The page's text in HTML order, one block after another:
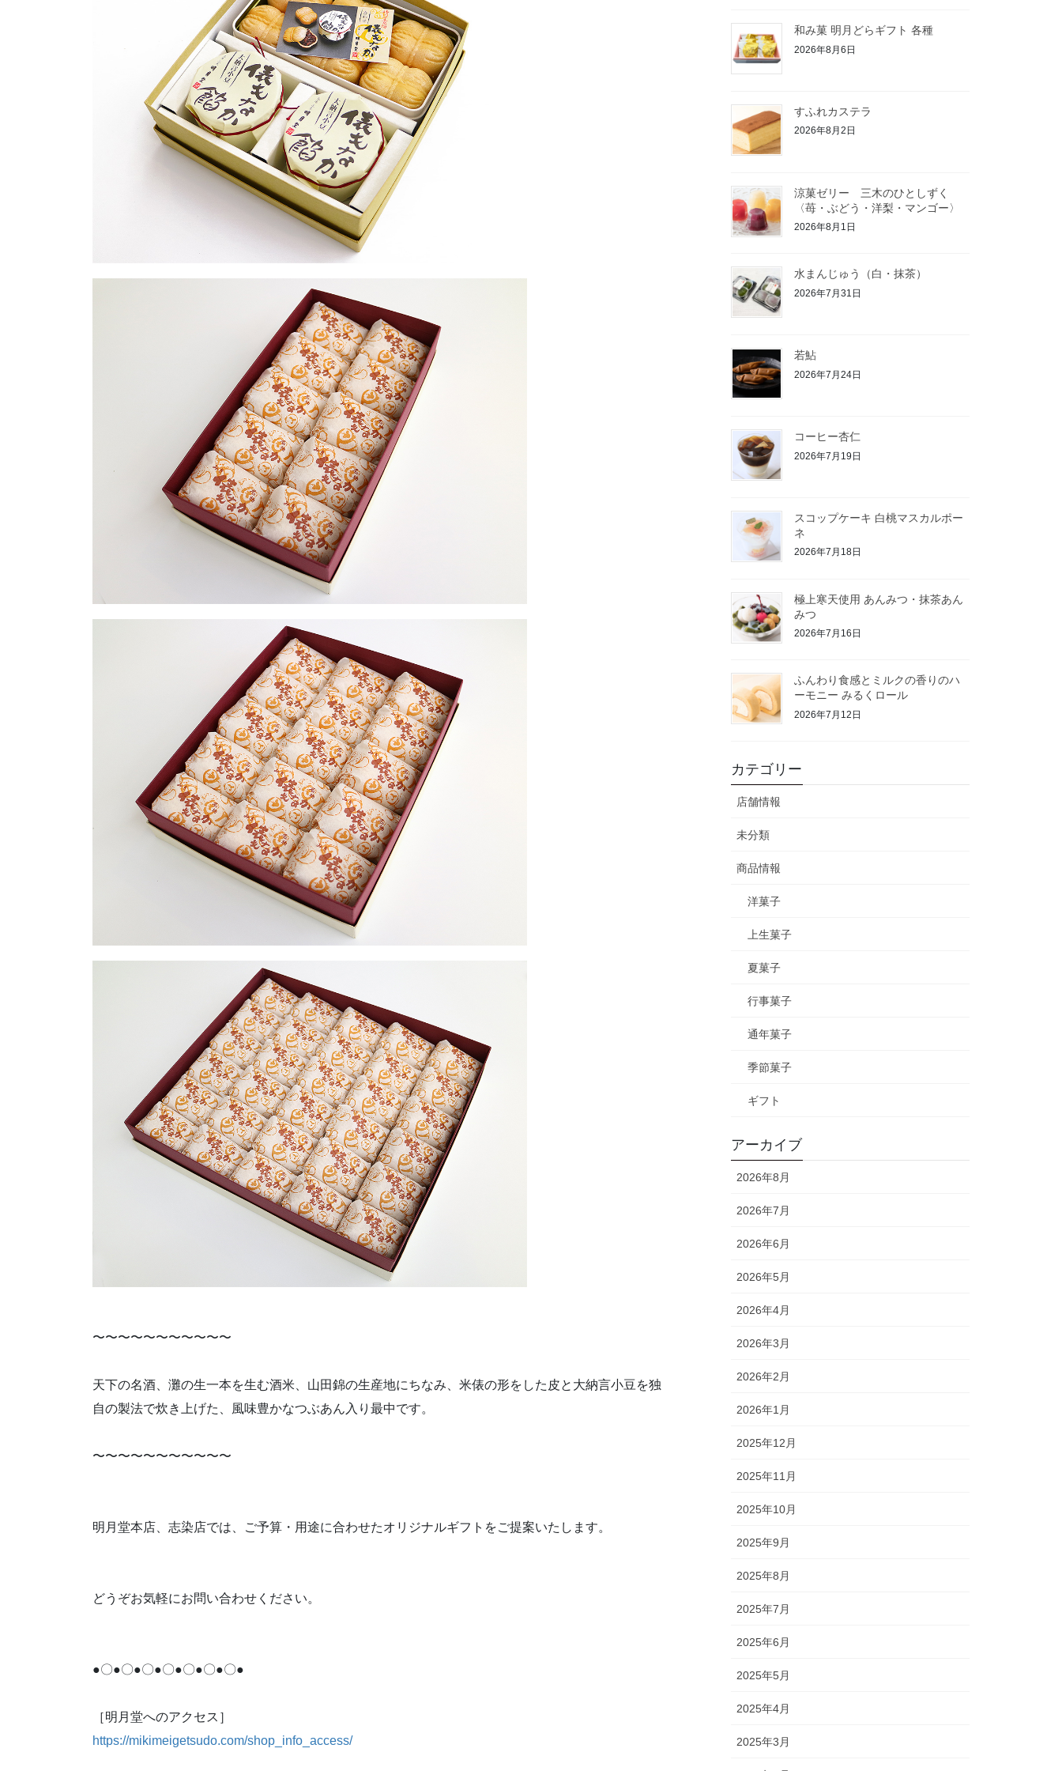
〜〜〜〜〜〜〜〜〜〜〜
天下の名酒、灘の生一本を生む酒米、山田錦の生産地にちなみ、米俵の形をした皮と大納言小豆を独
自の製法で炊き上げた、風味豊かなつぶあん入り最中です。
〜〜〜〜〜〜〜〜〜〜〜
明月堂本店、志染店では、ご予算・用途に合わせたオリジナルギフトをご提案いたします。
どうぞお気軽にお問い合わせください。
●〇●〇●〇●〇●〇●〇●〇●
［明月堂へのアクセス］
https://mikimeigetsudo.com/shop_info_access/
和み菓 明月どらギフト 各種
2026年8月6日
すふれカステラ
2026年8月2日
涼菓ゼリー 三木のひとしずく
〈苺・ぶどう・洋梨・マンゴー〉
2026年8月1日
水まんじゅう（白・抹茶）
2026年7月31日
若鮎
2026年7月24日
コーヒー杏仁
2026年7月19日
スコップケーキ 白桃マスカルポー
ネ
2026年7月18日
極上寒天使用 あんみつ・抹茶あん
みつ
2026年7月16日
ふんわり食感とミルクの香りのハ
ーモニー みるくロール
2026年7月12日
カテゴリー
店舗情報
未分類
商品情報
洋菓子
上生菓子
夏菓子
行事菓子
通年菓子
季節菓子
ギフト
アーカイブ
2026年8月
2026年7月
2026年6月
2026年5月
2026年4月
2026年3月
2026年2月
2026年1月
2025年12月
2025年11月
2025年10月
2025年9月
2025年8月
2025年7月
2025年6月
2025年5月
2025年4月
2025年3月